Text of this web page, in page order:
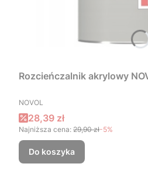
PRODUCENT
NOVOL
Cena promocyjna
28,39 zł
Najniższa cena: 29,90 zł-5%
Do koszyka